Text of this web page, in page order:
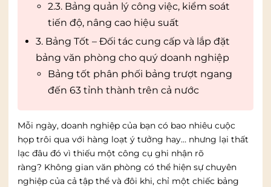
2.3. Bảng quản lý công việc, kiểm soát
tiến độ, nâng cao hiệu suất
3. Bảng Tốt – Đối tác cung cấp và lắp đặt
bảng văn phòng cho quý doanh nghiệp
Bảng tốt phân phối bảng trượt ngang
đến 63 tỉnh thành trên cả nước
Mỗi ngày, doanh nghiệp của bạn có bao nhiêu cuộc
họp trôi qua với hàng loạt ý tưởng hay… nhưng lại thất
lạc đâu đó vì thiếu một công cụ ghi nhận rõ
ràng? Không gian văn phòng có thể hiện sự chuyên
nghiệp của cả tập thể và đôi khi, chỉ một chiếc bảng